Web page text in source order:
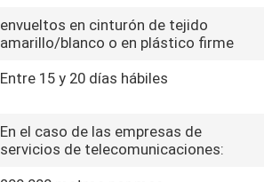
envueltos en cinturón de tejido
amarillo/blanco o en plástico firme
Entre 15 y 20 días hábiles
En el caso de las empresas de
servicios de telecomunicaciones: